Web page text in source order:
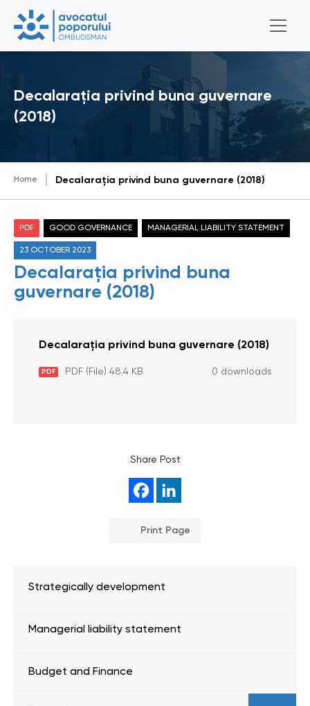
Decalarația privind buna guvernare
(2018)
Home Decalarația privind buna guvernare (2018)
PDF GOOD GOVERNANCE MANAGERIAL LIABILITY STATEMENT
23 OCTOBER 2023
Decalarația privind buna
guvernare (2018)
Decalarația privind buna guvernare (2018)
PDF PDF (File) 48.4 KB 0 downloads
Share Post
Print Page
Strategically development
Managerial liability statement
Budget and Finance